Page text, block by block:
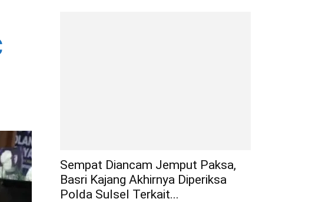
Sempat Diancam Jemput Paksa,
Basri Kajang Akhirnya Diperiksa
Polda Sulsel Terkait...